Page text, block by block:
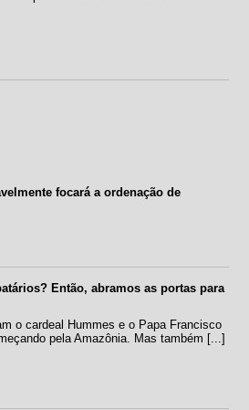
focará a ordenação de
Então, abramos as portas para
o cardeal Hummes e o Papa Francisco
pela Amazônia. Mas também [...]